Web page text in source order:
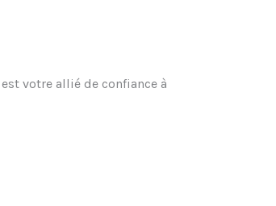
votre allié de confiance à